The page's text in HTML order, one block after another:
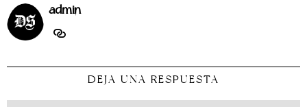
admin
DEJA UNA RESPUESTA